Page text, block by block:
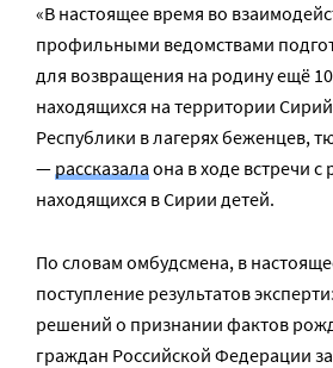
«В настоящее время во
профильными ведомствами
для возвращения на родину ещё
находящихся на территории
Республики в лагерях беженцев,
—рассказалаона в ходе встречи
находящихся в Сирии детей.
По словам омбудсмена, в
поступление результатов
решений о признании фактов
граждан Российской Федерации